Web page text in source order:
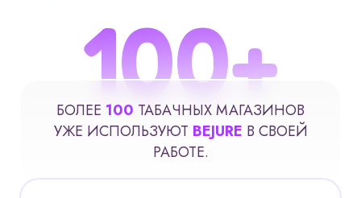
100+
БОЛЕЕ 100 ТАБАЧНЫХ МАГАЗИНОВ
УЖЕ ИСПОЛЬЗУЮТ BEJURE В СВОЕЙ
РАБОТЕ.